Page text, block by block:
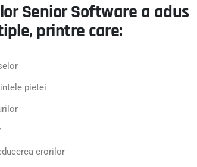
Senior Software a adus
printre care:
pietei
erorilor